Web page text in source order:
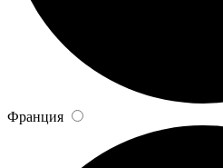
Франция